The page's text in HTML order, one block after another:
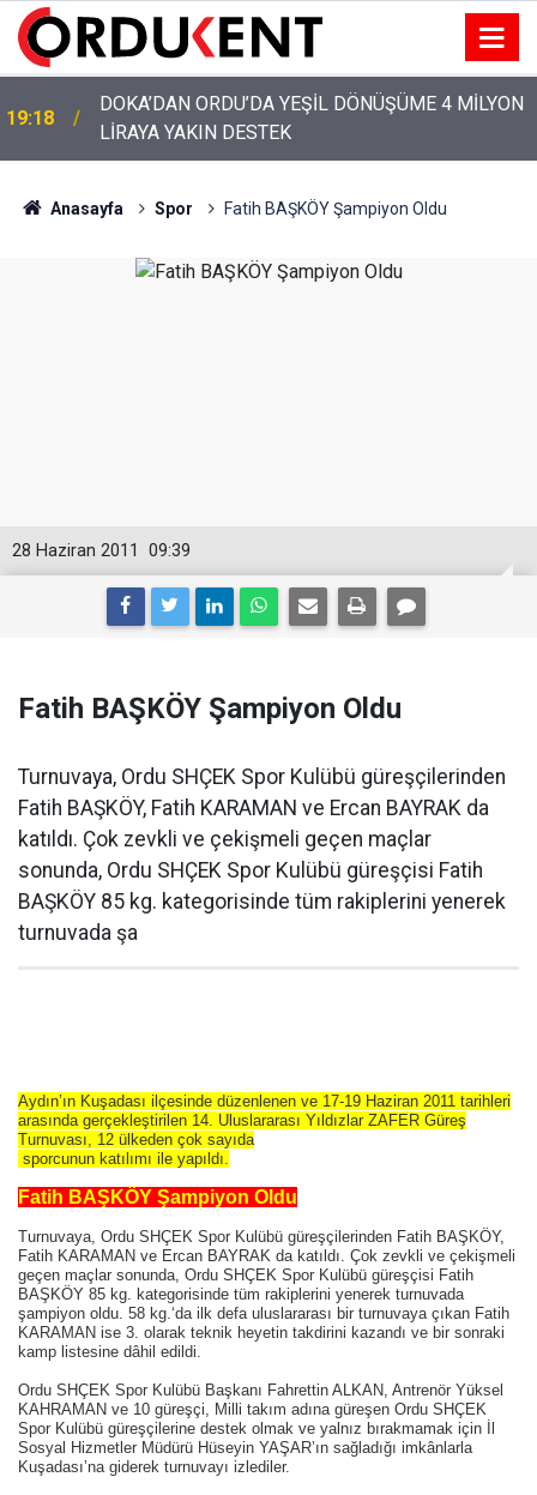
12:46
YENİ PARTİ’NİN ORDU’DAKİ 69 KİŞİLİK KURUCU
KADROSU AÇIKLANDI
Anasayfa Spor Fatih BAŞKÖY Şampiyon Oldu
09:39
28 Haziran 2011
Fatih BAŞKÖY Şampiyon Oldu
Turnuvaya, Ordu SHÇEK Spor Kulübü güreşçilerinden
Fatih BAŞKÖY, Fatih KARAMAN ve Ercan BAYRAK da
katıldı. Çok zevkli ve çekişmeli geçen maçlar
sonunda, Ordu SHÇEK Spor Kulübü güreşçisi Fatih
BAŞKÖY 85 kg. kategorisinde tüm rakiplerini yenerek
turnuvada şa
Aydın’ın Kuşadası ilçesinde düzenlenen ve 17-19 Haziran 2011 tarihleri
arasında gerçekleştirilen 14. Uluslararası Yıldızlar ZAFER Güreş
Turnuvası, 12 ülkeden çok sayıda
sporcunun katılımı ile yapıldı.
Fatih BAŞKÖY Şampiyon Oldu
Turnuvaya, Ordu SHÇEK Spor Kulübü güreşçilerinden Fatih BAŞKÖY,
Fatih KARAMAN ve Ercan BAYRAK da katıldı. Çok zevkli ve çekişmeli
geçen maçlar sonunda, Ordu SHÇEK Spor Kulübü güreşçisi Fatih
BAŞKÖY 85 kg. kategorisinde tüm rakiplerini yenerek turnuvada
şampiyon oldu. 58 kg.‘da ilk defa uluslararası bir turnuvaya çıkan Fatih
KARAMAN ise 3. olarak teknik heyetin takdirini kazandı ve bir sonraki
kamp listesine dâhil edildi.
Ordu SHÇEK Spor Kulübü Başkanı Fahrettin ALKAN, Antrenör Yüksel
KAHRAMAN ve 10 güreşçi, Milli takım adına güreşen Ordu SHÇEK
Spor Kulübü güreşçilerine destek olmak ve yalnız bırakmamak için İl
Sosyal Hizmetler Müdürü Hüseyin YAŞAR’ın sağladığı imkânlarla
Kuşadası’na giderek turnuvayı izlediler.